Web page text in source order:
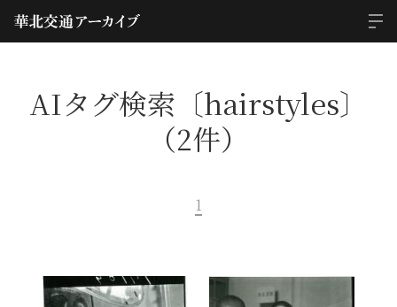
AIタグ検索〔hairstyles〕
（2件）
1